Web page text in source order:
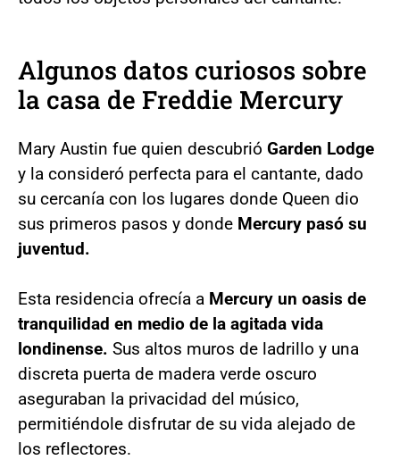
Algunos datos curiosos sobre
la casa de Freddie Mercury
Mary Austin fue quien descubrió Garden Lodge
y la consideró perfecta para el cantante, dado
su cercanía con los lugares donde Queen dio
sus primeros pasos y donde Mercury pasó su
juventud.
Esta residencia ofrecía a Mercury un oasis de
tranquilidad en medio de la agitada vida
londinense. Sus altos muros de ladrillo y una
discreta puerta de madera verde oscuro
aseguraban la privacidad del músico,
permitiéndole disfrutar de su vida alejado de
los reflectores.